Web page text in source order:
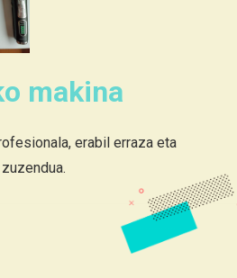
makina
erabil erraza eta